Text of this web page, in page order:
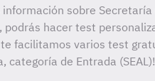
información sobre Secretaría
podrás hacer test
te facilitamos varios test
categoría de Entrada (SEAL)!